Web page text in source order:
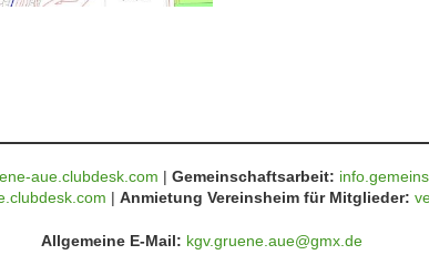
aue.clubdesk.com | Gemeinschaftsarbeit:
| Anmietung Vereinsheim für Mitglieder:
Allgemeine E-Mail: kgv.gruene.aue@gmx.de